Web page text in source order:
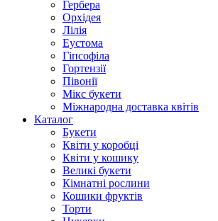
Гербера
Орхідея
Лілія
Еустома
Гіпсофіла
Гортензії
Півонії
Мікс букети
Міжнародна доставка квітів
Каталог
Букети
Квіти у коробці
Квіти у кошику
Великі букети
Кімнатні рослини
Кошики фруктів
Торти